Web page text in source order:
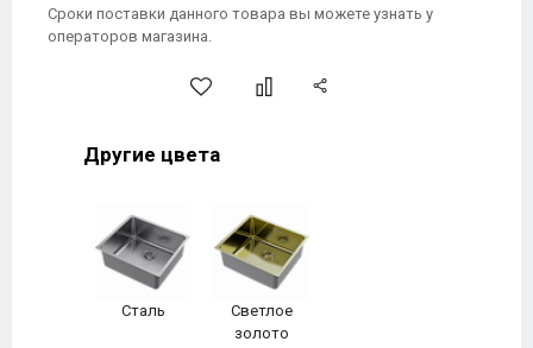
Сроки поставки данного товара вы можете узнать у
операторов магазина.
Другие цвета
Сталь
Светлое
золото